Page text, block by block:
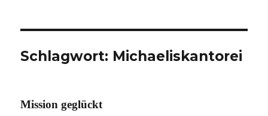
Schlagwort: Michaeliskantorei
Mission geglückt